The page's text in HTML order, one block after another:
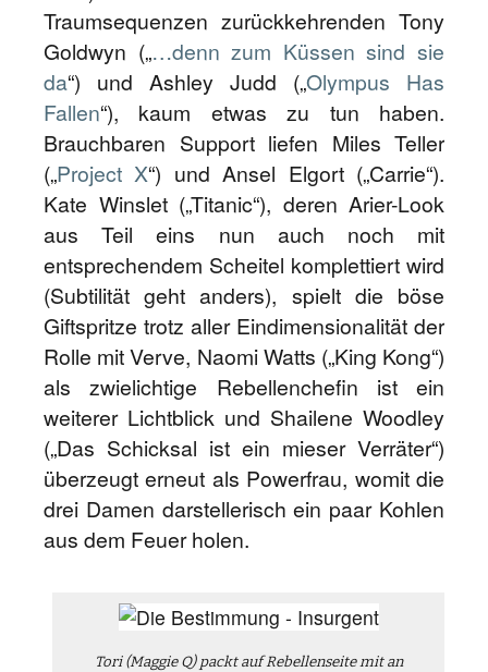
Traumsequenzen zurückkehrenden Tony
Goldwyn („…denn zum Küssen sind sie
da“) und Ashley Judd („Olympus Has
Fallen“), kaum etwas zu tun haben.
Brauchbaren Support liefen Miles Teller
(„Project X“) und Ansel Elgort („Carrie“).
Kate Winslet („Titanic“), deren Arier-Look
aus Teil eins nun auch noch mit
entsprechendem Scheitel komplettiert wird
(Subtilität geht anders), spielt die böse
Giftspritze trotz aller Eindimensionalität der
Rolle mit Verve, Naomi Watts („King Kong“)
als zwielichtige Rebellenchefin ist ein
weiterer Lichtblick und Shailene Woodley
(„Das Schicksal ist ein mieser Verräter“)
überzeugt erneut als Powerfrau, womit die
drei Damen darstellerisch ein paar Kohlen
aus dem Feuer holen.
Tori (Maggie Q) packt auf Rebellenseite mit an